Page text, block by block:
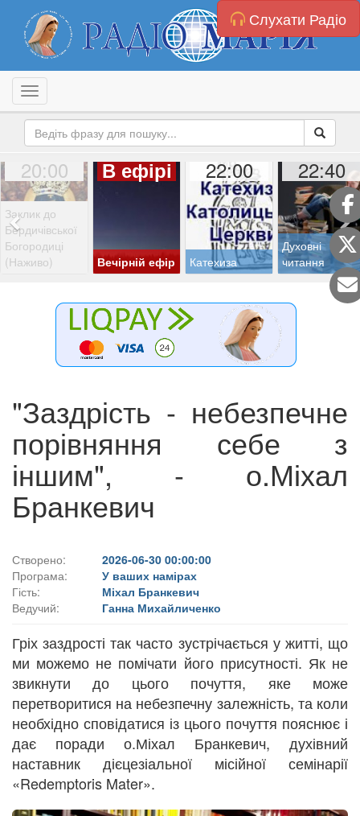
Слухати Радіо
Toggle navigation
20:00
Заклик до
Бердичівської
Богородиці
(Наживо)
В ефірі
Вечірній ефір
22:00
Катехиза
22:40
Духовні
читання
"Заздрість - небезпечне
порівняння себе з
іншим", - о.Міхал
Бранкевич
Створено:
2026-06-30 00:00:00
Програма:
У ваших намірах
Гість:
Міхал Бранкевич
Ведучий:
Ганна Михайличенко
Гріх заздрості так часто зустрічається у житті, що
ми можемо не помічати його присутності. Як не
звикнути до цього почуття, яке може
перетворитися на небезпечну залежність, та коли
необхідно сповідатися із цього почуття пояснює і
дає поради о.Міхал Бранкевич, духівний
наставник дієцезіальної місійної семінарії
«Redemptoris Mater».